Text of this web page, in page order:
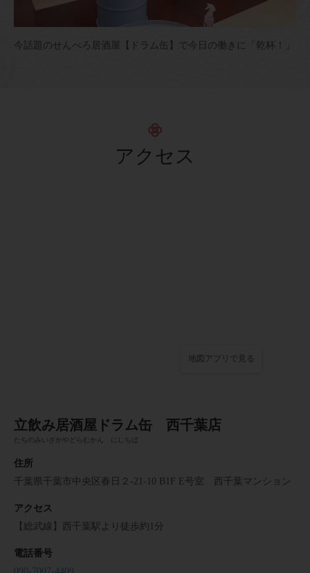
今話題のせんべろ居酒屋【ドラム缶】で今日の働きに「乾杯！」
アクセス
地図アプリで見る
立飲み居酒屋ドラム缶 西千葉店
たちのみいざかやどらむかん にしちば
住所
千葉県千葉市中央区春日２-21-10 B1F E号室 西千葉マンション
アクセス
【総武線】西千葉駅より徒歩約1分
電話番号
090-7007-4409